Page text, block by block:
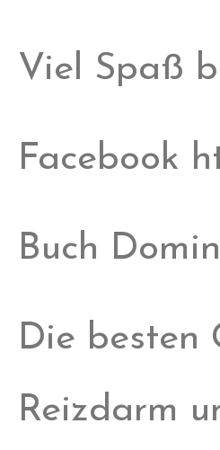
Viel Spaß
Facebook
Buch
Die besten
Reizdarm